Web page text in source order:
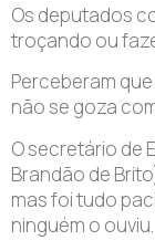
Os deputados
troçando ou
Perceberam
não se goza
O secretário de
Brandão de
mas foi tudo
ninguém o ouviu.